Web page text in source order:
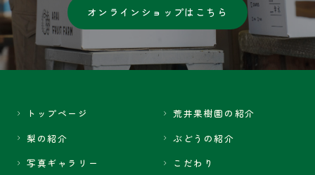
オンラインショップはこちら
トップページ
荒井果樹園の紹介
梨の紹介
ぶどうの紹介
写真ギャラリー
こだわり